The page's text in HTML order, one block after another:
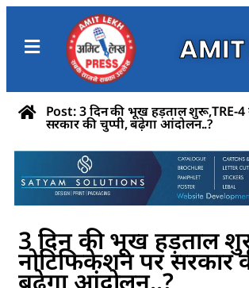
AMIT
Post: 3 दिन की भूख हड़ताल शुरू,TRE-4
सरकार की चुप्पी, बढ़ेगा आंदोलन..?
3 दिन की भूख हड़ताल
नोटिफिकेशन पर सरकार
बढ़ेगा आंदोलन..?